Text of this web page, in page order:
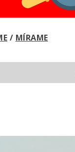
/ MÍRAME